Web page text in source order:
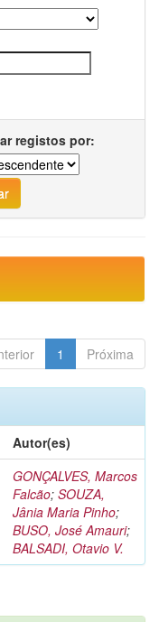
registos por:
1 Próxima
Autor(es)
GONÇALVES, Marcos
Falcão; SOUZA,
Jânia Maria Pinho;
BUSO, José Amauri;
BALSADI, Otavio V.